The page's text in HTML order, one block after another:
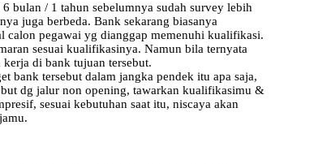
bulan / 1 tahun sebelumnya sudah survey lebih
juga berbeda. Bank sekarang biasanya
calon pegawai yg dianggap memenuhi kualifikasi.
sesuai kualifikasinya. Namun bila ternyata
di bank tujuan tersebut.
bank tersebut dalam jangka pendek itu apa saja,
dg jalur non opening, tawarkan kualifikasimu &
sesuai kebutuhan saat itu, niscaya akan